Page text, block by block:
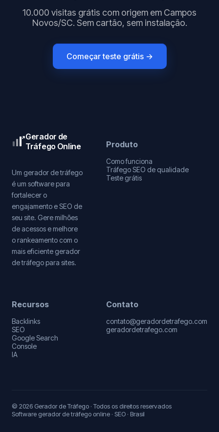
10.000 visitas grátis com origem em Campos
Novos/SC. Sem cartão, sem instalação.
Começar teste grátis →
Gerador de
Tráfego Online
Um gerador de tráfego
é um software para
fortalecer o
engajamento e SEO de
seu site. Gere milhões
de acessos e melhore
o rankeamento com o
mais eficiente gerador
de tráfego para sites.
Produto
Como funciona
Tráfego SEO de qualidade
Teste grátis
Recursos
Backlinks
SEO
Google Search
Console
IA
Contato
contato@geradordetrafego.com
geradordetrafego.com
© 2026 Gerador de Tráfego · Todos os direitos reservados
Software gerador de tráfego online · SEO · Brasil